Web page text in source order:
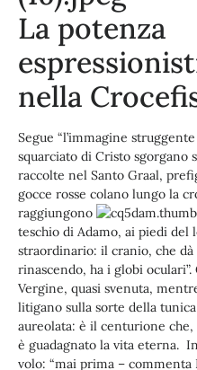
La potenza
nella
Segue “l’immagine
squarciato di Cristo sgorgano
raccolte nel Santo Graal,
gocce rosse colano lungo la
raggiungono
teschio di Adamo, ai piedi del
straordinario: il cranio, che dà
rinascendo, ha i globi
Vergine, quasi svenuta,
litigano sulla sorte della
aureolata: è il centurione
è guadagnato la vita eterna.
volo: “mai prima –